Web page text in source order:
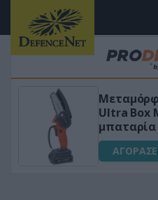
Ultra Box
μπαταρία